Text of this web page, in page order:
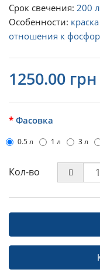
Срок свечения: 200
Особенности:
отношения к
1250.00 грн
Фасовка
0.5 л 1 л 3 л
Кол-во